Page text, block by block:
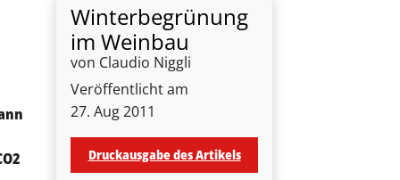
Winterbegrünung
im Weinbau
von Claudio Niggli
Veröffentlicht am
27. Aug 2011
Druckausgabe des Artikels